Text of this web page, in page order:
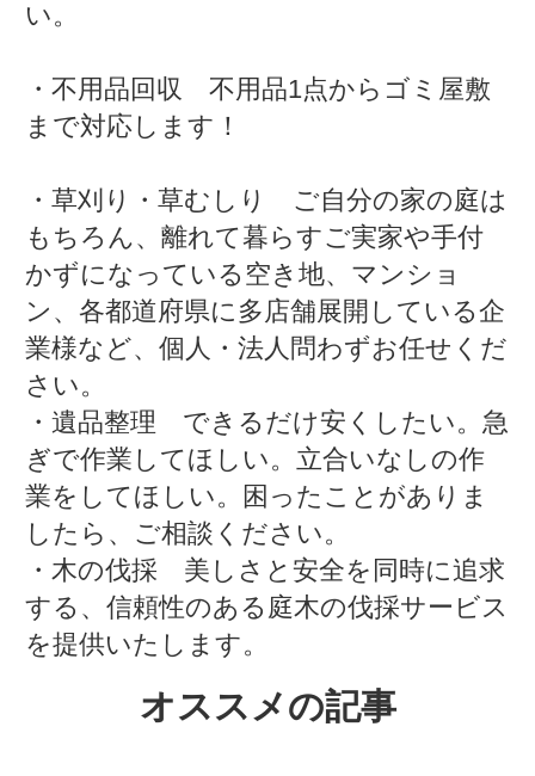
い。
・不用品回収 不用品1点からゴミ屋敷
まで対応します！
・草刈り・草むしり ご自分の家の庭は
もちろん、離れて暮らすご実家や手付
かずになっている空き地、マンショ
ン、各都道府県に多店舗展開している企
業様など、個人・法人問わずお任せくだ
さい。
・遺品整理 できるだけ安くしたい。急
ぎで作業してほしい。立合いなしの作
業をしてほしい。困ったことがありま
したら、ご相談ください。
・木の伐採 美しさと安全を同時に追求
する、信頼性のある庭木の伐採サービス
を提供いたします。
オススメの記事